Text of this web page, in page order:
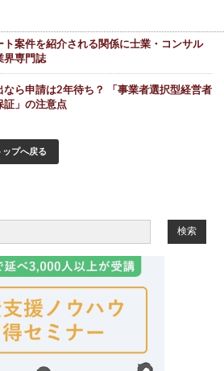
ト案件を紹介される関係に士業・コンサル
界専門誌
なら申請は2年待ち？ 「事業者選択型経営者
証」の注意点
プへ戻る